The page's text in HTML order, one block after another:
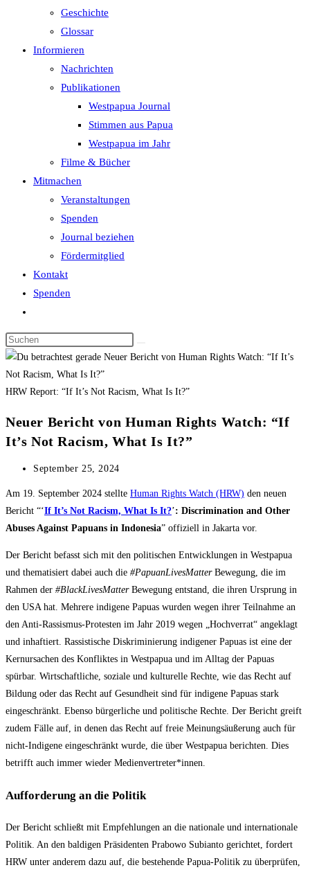
Geschichte
Glossar
Informieren
Nachrichten
Publikationen
Westpapua Journal
Stimmen aus Papua
Westpapua im Jahr
Filme & Bücher
Mitmachen
Veranstaltungen
Spenden
Journal beziehen
Fördermitglied
Kontakt
Spenden
umschalten
Diese
Website
durchsuchen
HRW Report: “If It’s Not Racism, What Is It?”
Neuer Bericht von Human Rights Watch: “If
It’s Not Racism, What Is It?”
Beitrag
September 25, 2024
Am 19. September 2024 stellte Human Rights Watch (HRW) den neuen
Bericht “‘If It’s Not Racism, What Is It?’: Discrimination and Other
Abuses Against Papuans in Indonesia” offiziell in Jakarta vor.
Der Bericht befasst sich mit den politischen Entwicklungen in Westpapua
und thematisiert dabei auch die #PapuanLivesMatterBewegung, die im
Rahmen der #BlackLivesMatterBewegung entstand, die ihren Ursprung in
den USA hat. Mehrere indigene Papuas wurden wegen ihrer Teilnahme an
den Anti-Rassismus-Protesten im Jahr 2019 wegen „Hochverrat“ angeklagt
und inhaftiert. Rassistische Diskriminierung indigener Papuas ist eine der
Kernursachen des Konfliktes in Westpapua und im Alltag der Papuas
spürbar. Wirtschaftliche, soziale und kulturelle Rechte, wie das Recht auf
Bildung oder das Recht auf Gesundheit sind für indigene Papuas stark
eingeschränkt. Ebenso bürgerliche und politische Rechte. Der Bericht greift
zudem Fälle auf, in denen das Recht auf freie Meinungsäußerung auch für
nicht-Indigene eingeschränkt wurde, die über Westpapua berichten. Dies
betrifft auch immer wieder Medienvertreter*innen.
Aufforderung an die Politik
Der Bericht schließt mit Empfehlungen an die nationale und internationale
Politik. An den baldigen Präsidenten Prabowo Subianto gerichtet, fordert
HRW unter anderem dazu auf, die bestehende Papua-Politik zu überprüfen,